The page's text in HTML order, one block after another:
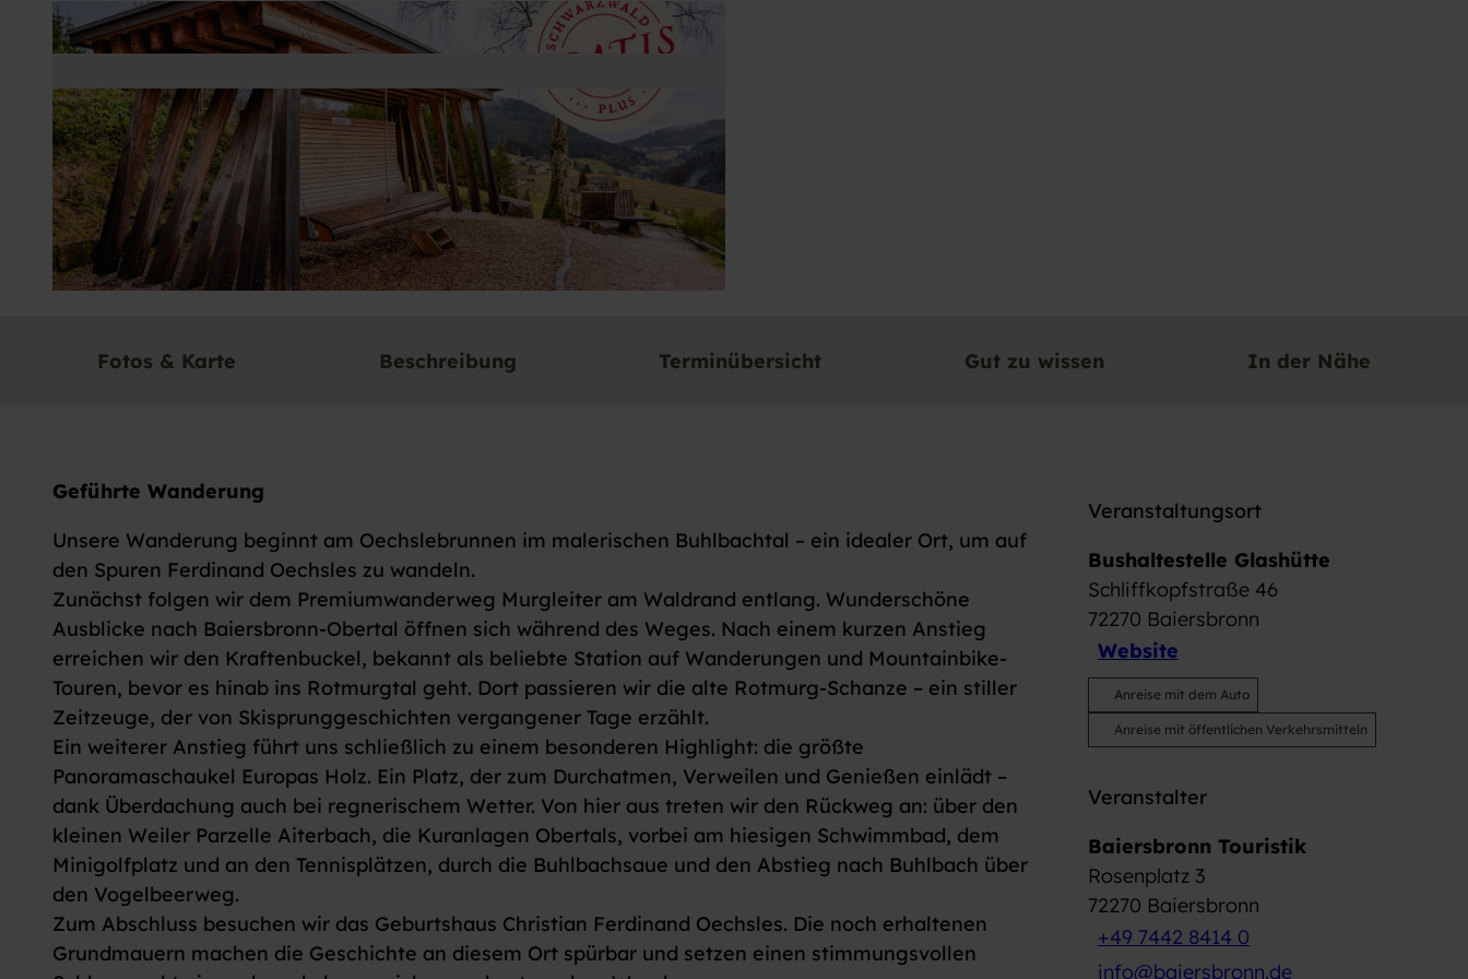
Fotos & Karte Beschreibung Terminübersicht Gut zu wissen In der Nähe
Geführte Wanderung
Unsere Wanderung beginnt am Oechslebrunnen im malerischen Buhlbachtal – ein idealer Ort, um auf
den Spuren Ferdinand Oechsles zu wandeln.
Zunächst folgen wir dem Premiumwanderweg Murgleiter am Waldrand entlang. Wunderschöne
Ausblicke nach Baiersbronn-Obertal öffnen sich während des Weges. Nach einem kurzen Anstieg
erreichen wir den Kraftenbuckel, bekannt als beliebte Station auf Wanderungen und Mountainbike-
Touren, bevor es hinab ins Rotmurgtal geht. Dort passieren wir die alte Rotmurg-Schanze – ein stiller
Zeitzeuge, der von Skisprunggeschichten vergangener Tage erzählt.
Ein weiterer Anstieg führt uns schließlich zu einem besonderen Highlight: die größte
Panoramaschaukel Europas Holz. Ein Platz, der zum Durchatmen, Verweilen und Genießen einlädt –
dank Überdachung auch bei regnerischem Wetter. Von hier aus treten wir den Rückweg an: über den
kleinen Weiler Parzelle Aiterbach, die Kuranlagen Obertals, vorbei am hiesigen Schwimmbad, dem
Minigolfplatz und an den Tennisplätzen, durch die Buhlbachsaue und den Abstieg nach Buhlbach über
den Vogelbeerweg.
Zum Abschluss besuchen wir das Geburtshaus Christian Ferdinand Oechsles. Die noch erhaltenen
Grundmauern machen die Geschichte an diesem Ort spürbar und setzen einen stimmungsvollen
Veranstaltungsort
Bushaltestelle Glashütte
Schliffkopfstraße 46
72270 Baiersbronn
Website
Anreise mit dem Auto
Anreise mit öffentlichen Verkehrsmitteln
Veranstalter
Baiersbronn Touristik
Rosenplatz 3
72270 Baiersbronn
+49 7442 8414 0
info@baiersbronn.de